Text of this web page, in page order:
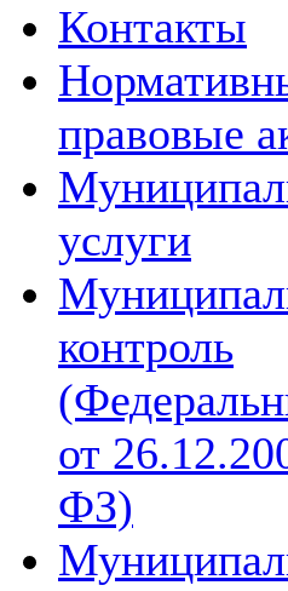
Контакты
правовые
услуги
контроль
от
ФЗ)